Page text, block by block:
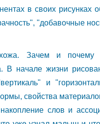
в своих рисунках
"добавочные
Зачем и
В начале жизни
и
свойства
слов и